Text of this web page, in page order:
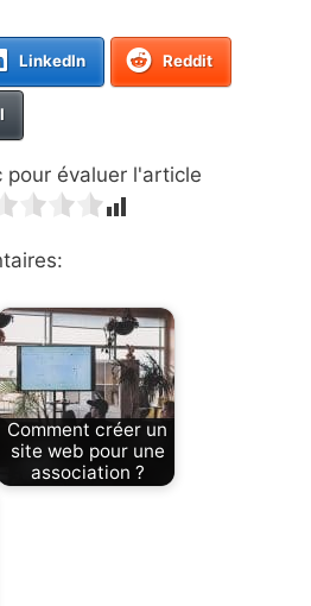
LinkedIn Reddit
pour évaluer l'article
Comment créer un
site web pour une
association ?